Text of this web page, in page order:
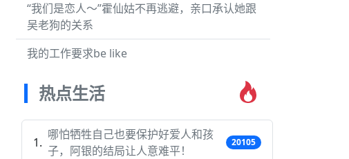
“我们是恋人～”霍仙姑不再逃避，亲口承认她跟
吴老狗的关系
我的工作要求be like
热点生活
哪怕牺牲自己也要保护好爱人和孩
子，阿银的结局让人意难平！
20105